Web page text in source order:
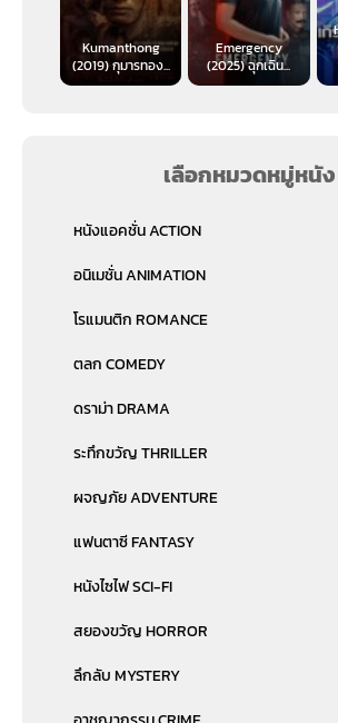
Kumanthong
(2019) กุมารทอง...
Emergency
(2025) ฉุกเฉิน...
เลือกหมวดหมู่หนัง
หนังแอคชั่น ACTION
อนิเมชั่น ANIMATION
โรแมนติก ROMANCE
ตลก COMEDY
ดราม่า DRAMA
ระทึกขวัญ THRILLER
ผจญภัย ADVENTURE
แฟนตาซี FANTASY
หนังไซไฟ SCI-FI
สยองขวัญ HORROR
ลึกลับ MYSTERY